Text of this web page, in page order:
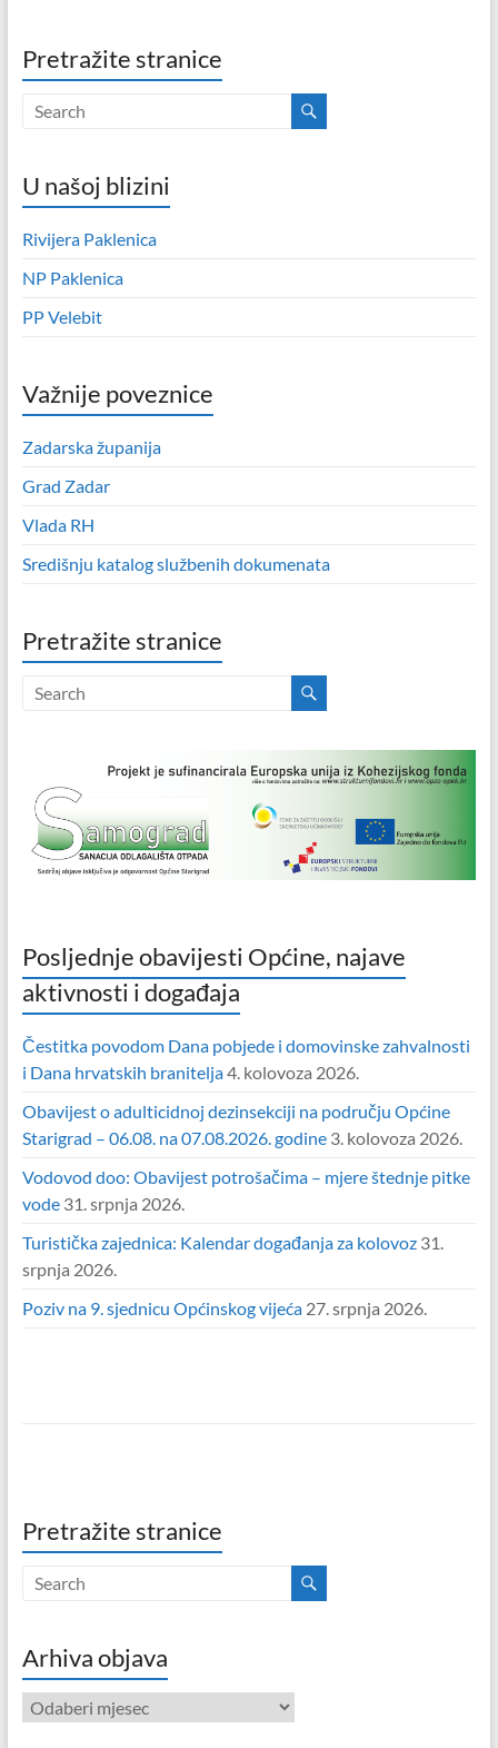
Pretražite stranice
U našoj blizini
Rivijera Paklenica
NP Paklenica
PP Velebit
Važnije poveznice
Zadarska županija
Grad Zadar
Vlada RH
Središnju katalog službenih dokumenata
Pretražite stranice
Posljednje obavijesti Općine, najave
aktivnosti i događaja
Čestitka povodom Dana pobjede i domovinske zahvalnosti
i Dana hrvatskih branitelja4. kolovoza 2026.
Obavijest o adulticidnoj dezinsekciji na području Općine
Starigrad – 06.08. na 07.08.2026. godine 3. kolovoza 2026.
Vodovod doo: Obavijest potrošačima – mjere štednje pitke
vode 31. srpnja 2026.
Turistička zajednica: Kalendar događanja za kolovoz 31.
srpnja 2026.
Poziv na 9. sjednicu Općinskog vijeća 27. srpnja 2026.
Pretražite stranice
Arhiva objava
Arhiva
objava